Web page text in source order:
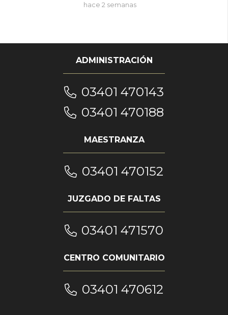
hace 2 semanas
ADMINISTRACIÓN
03401 470143
03401 470188
MAESTRANZA
03401 470152
JUZGADO DE FALTAS
03401 471570
CENTRO COMUNITARIO
03401 470612